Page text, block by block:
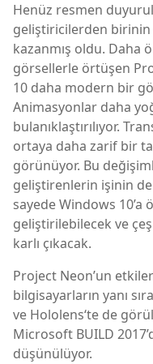
Henüz resmen
geliştiricilerden birinin
kazanmış oldu. Daha
görsellerle örtüşen
10 daha modern bir
Animasyonlar daha
bulanıklaştırılıyor.
ortaya daha zarif bir
görünüyor. Bu
geliştirenlerin işinin de
sayede Windows 10’a
geliştirilebilecek ve
karlı çıkacak.
Project Neon’un
bilgisayarların yanı
ve Hololens‘te de
Microsoft BUILD
düşünülüyor.